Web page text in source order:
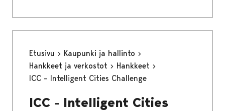
Etusivu
Kaupunki ja hallinto
Hankkeet ja verkostot
Hankkeet
ICC – Intelligent Cities Challenge
ICC - Intelligent Cities